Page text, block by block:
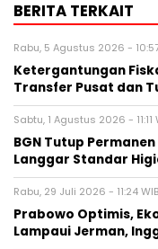
BERITA TERKAIT
Rabu, 5 Agustus 2026 -
Ketergantungan
Transfer Pusat dan
Sabtu, 1 Agustus 2026 - 11:11
BGN Tutup
Langgar Standar
Rabu, 29 Juli 2026 - 11:24 WIB
Prabowo Optimis,
Lampaui Jerman,